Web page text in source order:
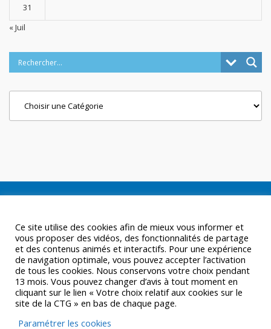
31
« Juil
Ce site utilise des cookies afin de mieux vous informer et
vous proposer des vidéos, des fonctionnalités de partage
et des contenus animés et interactifs. Pour une expérience
de navigation optimale, vous pouvez accepter l’activation
de tous les cookies. Nous conservons votre choix pendant
13 mois. Vous pouvez changer d’avis à tout moment en
cliquant sur le lien « Votre choix relatif aux cookies sur le
site de la CTG » en bas de chaque page.
Paramétrer les cookies